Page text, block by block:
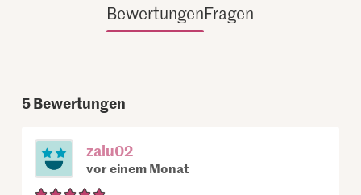
BewertungenFragen
5Bewertungen
zalu02
vor einem Monat